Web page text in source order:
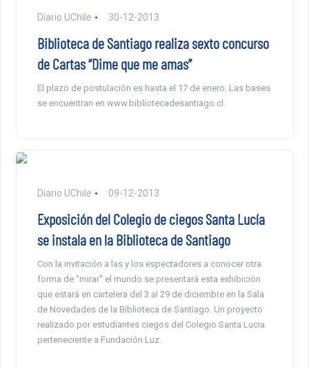
Diario UChile 30-12-2013
Biblioteca de Santiago realiza sexto concurso
de Cartas “Dime que me amas”
El plazo de postulación es hasta el 17 de enero. Las bases
se encuentran en www.bibliotecadesantiago.cl.
Diario UChile 09-12-2013
Exposición del Colegio de ciegos Santa Lucía
se instala en la Biblioteca de Santiago
Con la invitación a las y los espectadores a conocer otra
forma de “mirar” el mundo se presentará esta exhibición
que estará en cartelera del 3 al 29 de diciembre en la Sala
de Novedades de la Biblioteca de Santiago. Un proyecto
realizado por estudiantes ciegos del Colegio Santa Lucia
perteneciente a Fundación Luz.